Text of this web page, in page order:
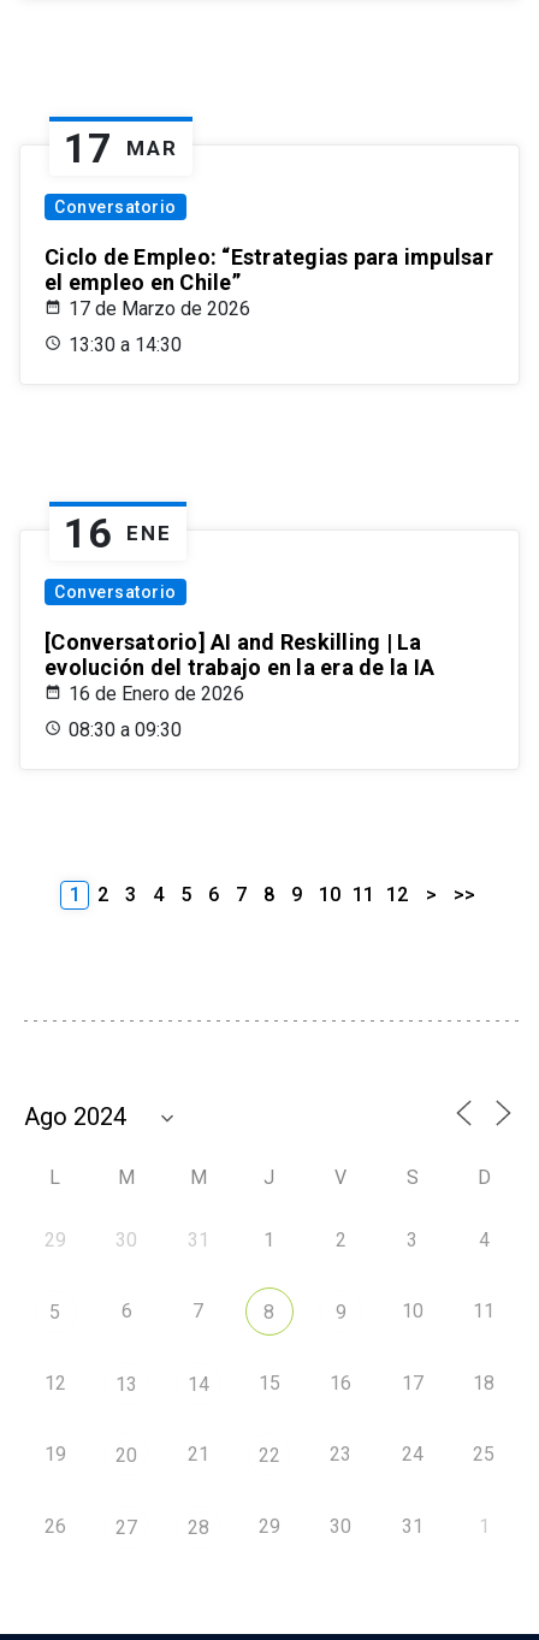
17 MAR
Conversatorio
Ciclo de Empleo: “Estrategias para impulsar
el empleo en Chile”
17 de Marzo de 2026
13:30 a 14:30
16 ENE
Conversatorio
[Conversatorio] AI and Reskilling | La
evolución del trabajo en la era de la IA
16 de Enero de 2026
08:30 a 09:30
1 2 3 4 5 6 7 8 9 10 11 12 > >>
L M M J V S D
29 30 31 1 2 3 4
5 6 7 8 9 10 11
12 13 14 15 16 17 18
19 20 21 22 23 24 25
26 27 28 29 30 31 1